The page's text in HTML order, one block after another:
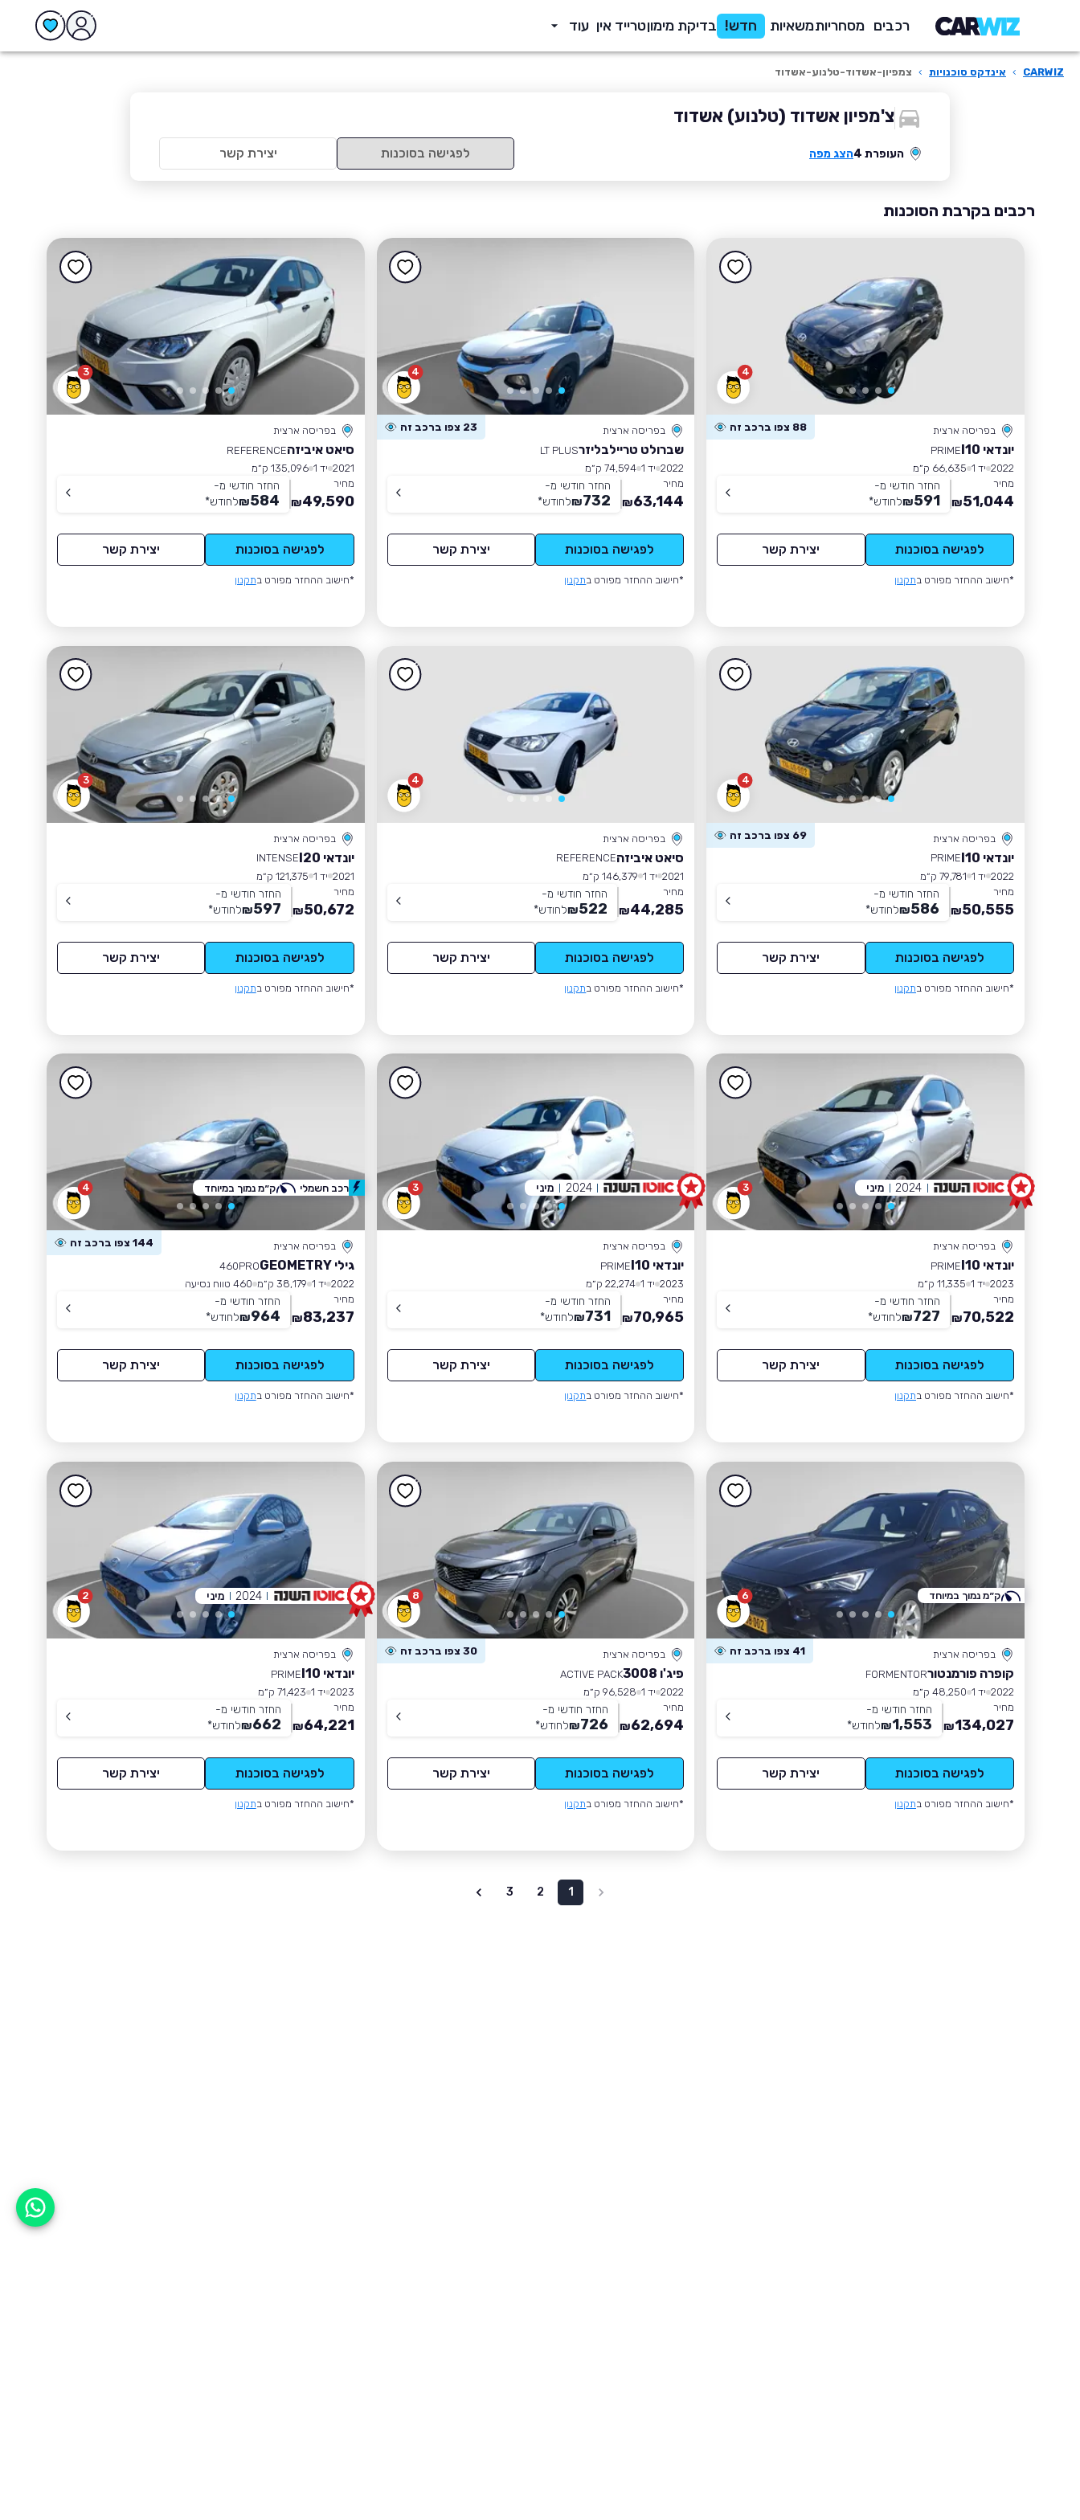
רכבים מסחריותמשאיות חדש! בדיקת מימוןטרייד אין עוד
CARWIZ
› אינדקס סוכנויות › צמפיון-אשדוד-טלנוע-אשדוד
צ'מפיון אשדוד (טלנוע) אשדוד
העופרת 4 הצג מפה לפגישה בסוכנות יצירת קשר
רכבים בקרבת הסוכנות
4
בפריסה ארצית 88 צפו ברכב זה
יונדאי I10
PRIME
2022 יד 1
66,635 ק״מ
מחיר
51,044
₪
החזר חודשי מ-
591
₪לחודש*
לפגישה בסוכנות יצירת קשר
*חישוב ההחזר מפורט בתקנון
4
בפריסה ארצית 23 צפו ברכב זה
שברולט טריילבליזרLT PLUS
2022 יד 1
74,594 ק״מ
מחיר
63,144
₪
החזר חודשי מ-
732
₪לחודש*
לפגישה בסוכנות יצירת קשר
*חישוב ההחזר מפורט בתקנון
3
בפריסה ארצית
סיאט איביזהREFERENCE
2021 יד 1
135,096 ק״מ
מחיר
49,590
₪
החזר חודשי מ-
584
₪לחודש*
לפגישה בסוכנות יצירת קשר
*חישוב ההחזר מפורט בתקנון
4
בפריסה ארצית 69 צפו ברכב זה
יונדאי I10
PRIME
2022 יד 1
79,781 ק״מ
מחיר
50,555
₪
החזר חודשי מ-
586
₪לחודש*
לפגישה בסוכנות יצירת קשר
*חישוב ההחזר מפורט בתקנון
4
בפריסה ארצית
סיאט איביזהREFERENCE
2021 יד 1
146,379 ק״מ
מחיר
44,285
₪
החזר חודשי מ-
522
₪לחודש*
לפגישה בסוכנות יצירת קשר
*חישוב ההחזר מפורט בתקנון
3
בפריסה ארצית
יונדאי I20
INTENSE
2021 יד 1
121,375 ק״מ
מחיר
50,672
₪
החזר חודשי מ-
597
₪לחודש*
לפגישה בסוכנות יצירת קשר
*חישוב ההחזר מפורט בתקנון
3
בפריסה ארצית
יונדאי I10
PRIME
2023 יד 1
11,335 ק״מ
מחיר
70,522
₪
החזר חודשי מ-
727
₪לחודש*
לפגישה בסוכנות יצירת קשר
*חישוב ההחזר מפורט בתקנון
2024 מיני 3
בפריסה ארצית
יונדאי I10
PRIME
2023 יד 1
22,274 ק״מ
מחיר
70,965
₪
החזר חודשי מ-
731
₪לחודש*
לפגישה בסוכנות יצירת קשר
*חישוב ההחזר מפורט בתקנון
2024 מיני 4
בפריסה ארצית 144 צפו ברכב זה
גילי GEOMETRY
460PRO
2022 יד 1 38,179 ק״מ
460 טווח נסיעה
מחיר
83,237
₪
החזר חודשי מ-
964
₪לחודש*
לפגישה בסוכנות יצירת קשר
*חישוב ההחזר מפורט בתקנון
רכב חשמלי ק״מ נמוך במיוחד
6
בפריסה ארצית 41 צפו ברכב זה
קופרה פורמנטורFORMENTOR
2022 יד 1
48,250 ק״מ
מחיר
134,027
₪
החזר חודשי מ-
1,553
₪לחודש*
לפגישה בסוכנות יצירת קשר
*חישוב ההחזר מפורט בתקנון
ק״מ נמוך במיוחד 8
בפריסה ארצית 30 צפו ברכב זה
פיג'ו 3008
ACTIVE PACK
2022 יד 1
96,528 ק״מ
מחיר
62,694
₪
החזר חודשי מ-
726
₪לחודש*
לפגישה בסוכנות יצירת קשר
*חישוב ההחזר מפורט בתקנון
2
בפריסה ארצית
יונדאי I10
PRIME
2023 יד 1
71,423 ק״מ
מחיר
64,221
₪
החזר חודשי מ-
662
₪לחודש*
לפגישה בסוכנות יצירת קשר
*חישוב ההחזר מפורט בתקנון
2024 מיני
1
2
3
אפשר לעזור?